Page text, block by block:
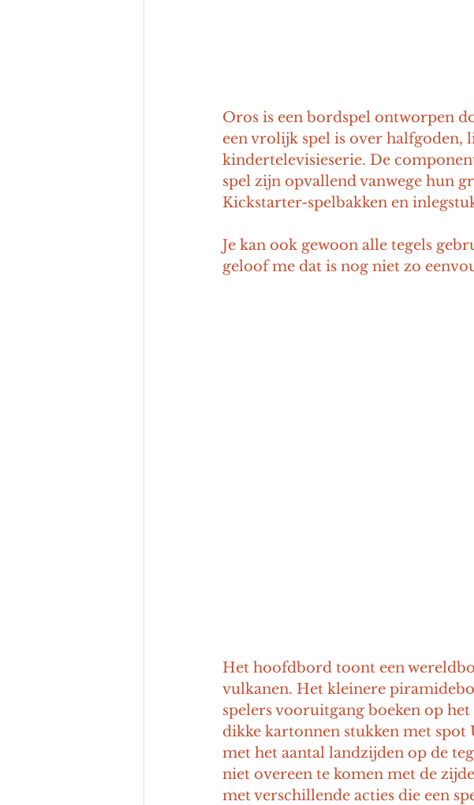
Oros is een bordspel ontworpen
een vrolijk spel is over halfgoden,
kindertelevisieserie. De
spel zijn opvallend vanwege hun
Kickstarter-spelbakken en
Je kan ook gewoon alle tegels
geloof me dat is nog niet zo
Het hoofdbord toont een
vulkanen. Het kleinere
spelers vooruitgang boeken op
dikke kartonnen stukken met spot
met het aantal landzijden op de
niet overeen te komen met de
met verschillende acties die een